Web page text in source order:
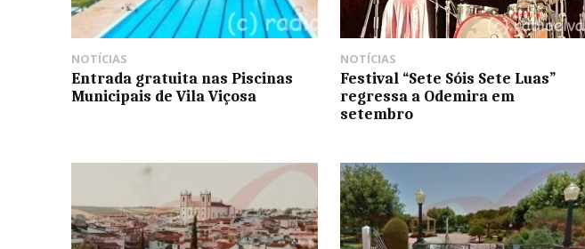
NOTÍCIAS
Entrada gratuita nas Piscinas
Municipais de Vila Viçosa
NOTÍCIAS
Festival “Sete Sóis Sete Luas”
regressa a Odemira em
setembro